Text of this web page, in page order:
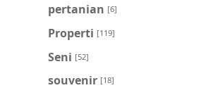
pertanian [6]
Properti [119]
Seni [52]
souvenir [18]